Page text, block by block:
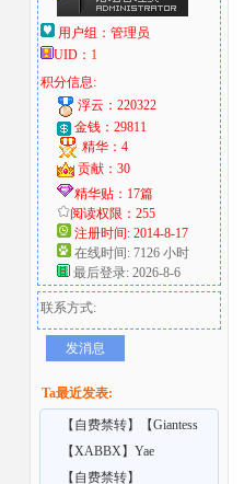
爱
好
用户组： 管理员
UID： 1
积分信息:
浮云：220322
金钱：29811
精华：4
贡献：30
精华贴：17篇
阅读权限：255
注册时间: 2014-8-17
在线时间: 7126 小时
最后登录: 2026-8-6
联系方式:
发消息
Ta最近发表:
【自费禁转】【Giantess
Shrinking Feet】A
【XABBX】Yae
Confidential training
【自费禁转】